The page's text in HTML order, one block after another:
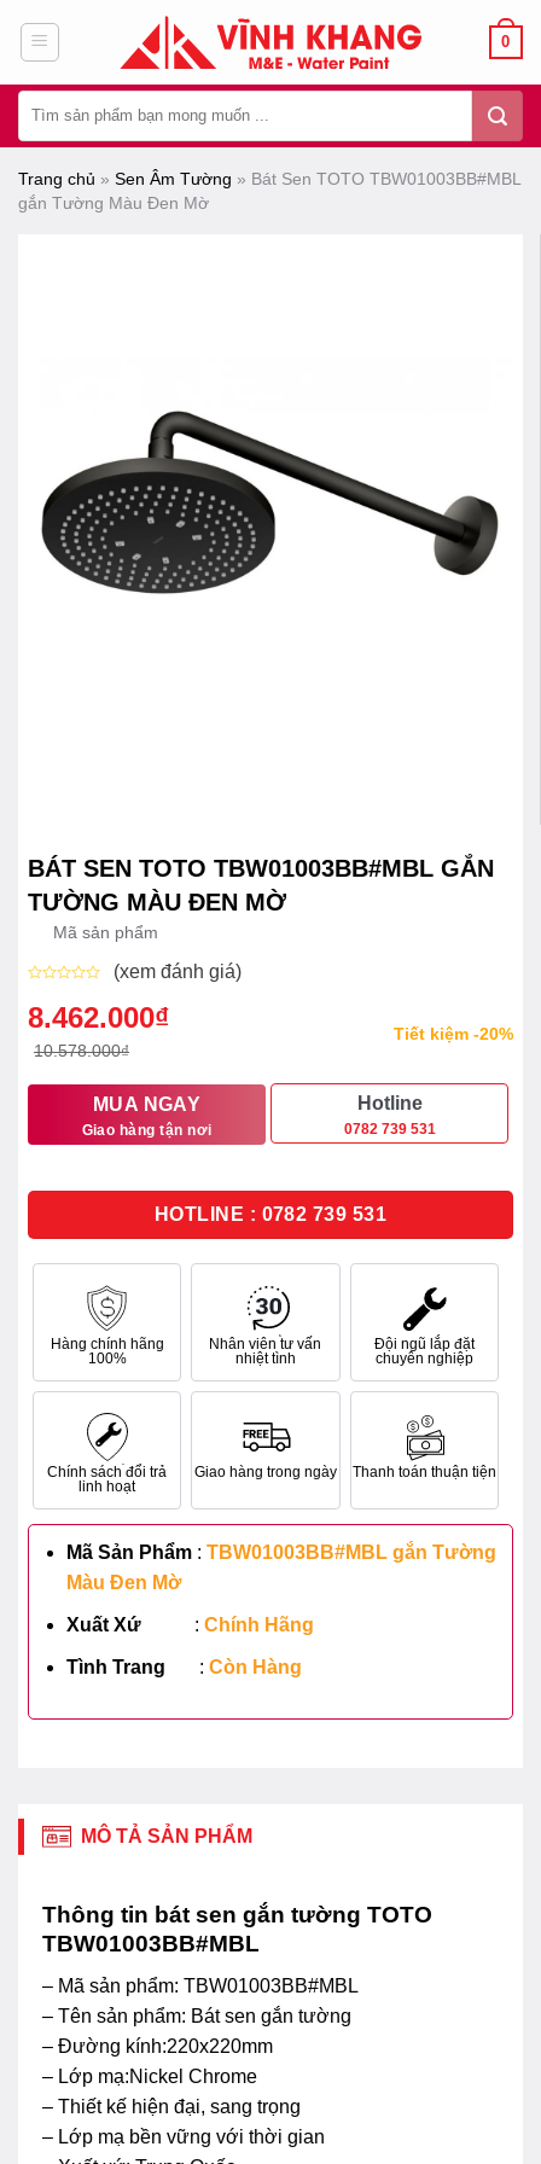
dung
0
kiếm:
Trang chủ » Sen Âm Tường » Bát Sen TOTO TBW01003BB#MBL
gắn Tường Màu Đen Mờ
BÁT SEN TOTO TBW01003BB#MBL GẮN
TƯỜNG MÀU ĐEN MỜ
Mã sản phẩm
xếp
hạng
5
(xem đánh giá)
10.578.000₫
Giá
gốc
10.578.000₫.
8.462.000₫
Giá
hiện
8.462.000₫.
Tiết kiệm -20%
MUA NGAY
Giao hàng tận nơi
Hotline
0782 739 531
HOTLINE : 0782 739 531
Hàng chính hãng
100%
Nhân viên tư vấn
nhiệt tình
Đội ngũ lắp đặt
chuyên nghiệp
Chính sách đổi trả
linh hoạt
Giao hàng trong ngày Thanh toán thuận tiện
Mã Sản Phẩm: TBW01003BB#MBL gắn Tường
Màu Đen Mờ
Xuất Xứ : Chính Hãng
Tình Trang : Còn Hàng
MÔ TẢ SẢN PHẨM
Thông tin bát sen gắn tường TOTO
TBW01003BB#MBL
– Mã sản phẩm: TBW01003BB#MBL
– Tên sản phẩm: Bát sen gắn tường
– Đường kính:220x220mm
– Lớp mạ:Nickel Chrome
– Thiết kế hiện đại, sang trọng
– Lớp mạ bền vững với thời gian